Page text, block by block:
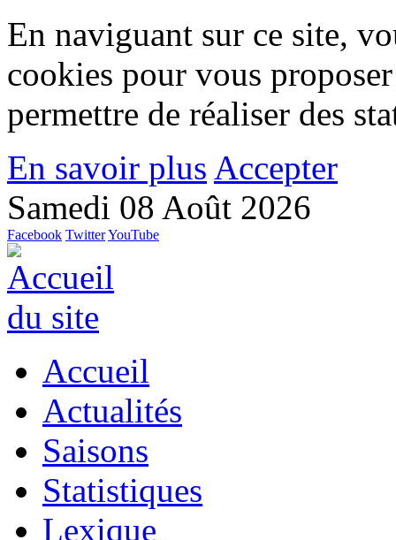
En naviguant sur ce site,
cookies pour vous
permettre de réaliser des
En savoir plus Accepter
Samedi 08 Août 2026
Facebook TwitterYouTube
Accueil
Actualités
Saisons
Statistiques
Lexique